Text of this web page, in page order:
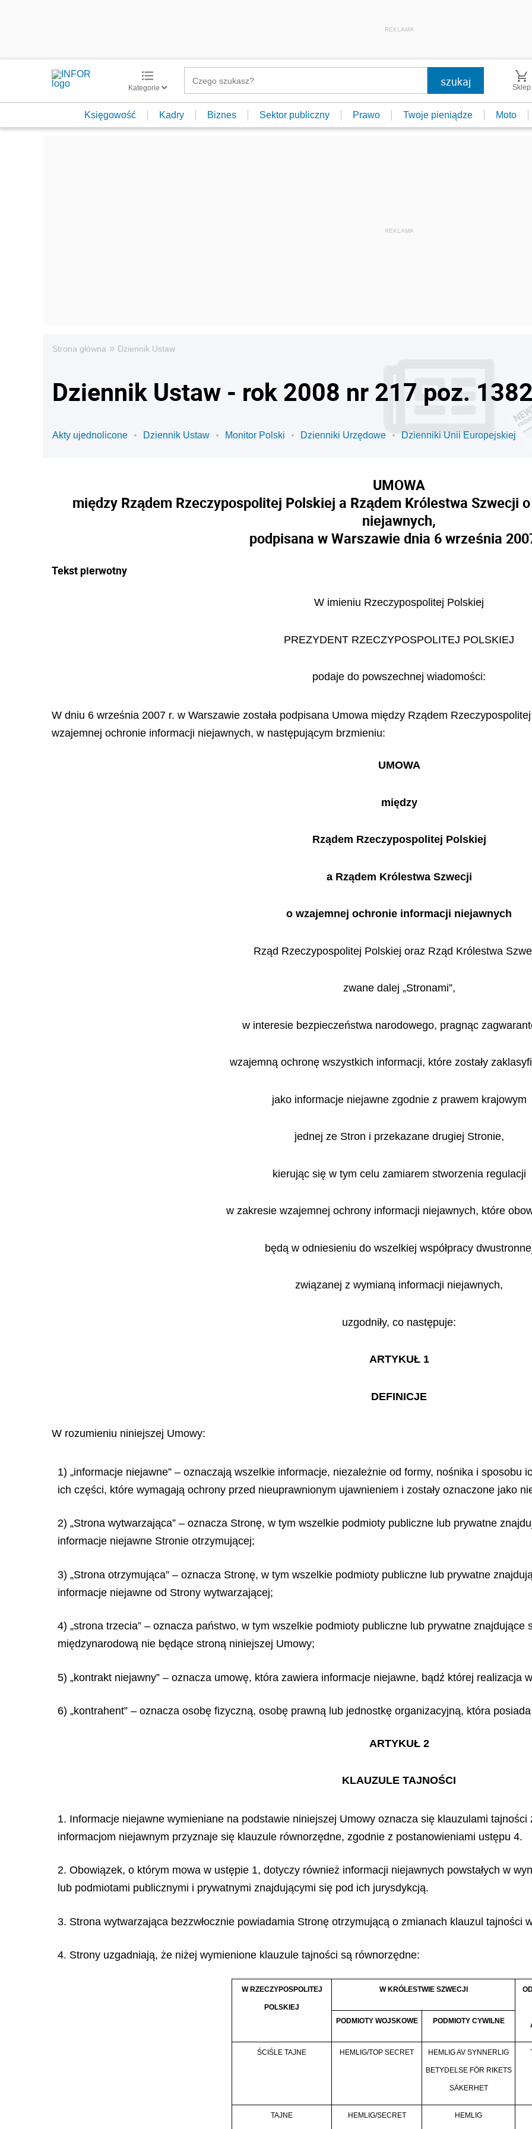
REKLAMA
Kategorie Sklep
Księgowość Kadry Biznes Sektor publiczny Prawo Twoje pieniądze Moto
Strona główna » Dziennik Ustaw
Dziennik Ustaw - rok 2008 nr 217 poz. 1382
Akty ujednolicone Dziennik Ustaw Monitor Polski Dzienniki Urzędowe Dzienniki Unii Europejskiej
UMOWA
między Rządem Rzeczypospolitej Polskiej a Rządem Królestwa Szwecji
niejawnych,
podpisana w Warszawie dnia 6 września
Tekst pierwotny
W imieniu Rzeczypospolitej Polskiej
PREZYDENT RZECZYPOSPOLITEJ POLSKIEJ
podaje do powszechnej wiadomości:
W dniu 6 września 2007 r. w Warszawie została podpisana Umowa między Rządem
wzajemnej ochronie informacji niejawnych, w następującym brzmieniu:
UMOWA
między
Rządem Rzeczypospolitej Polskiej
a Rządem Królestwa Szwecji
o wzajemnej ochronie informacji niejawnych
Rząd Rzeczypospolitej Polskiej oraz Rząd Królestwa
zwane dalej „Stronami”,
w interesie bezpieczeństwa narodowego, pragnąc
wzajemną ochronę wszystkich informacji, które zostały
jako informacje niejawne zgodnie z prawem krajowym
jednej ze Stron i przekazane drugiej Stronie,
kierując się w tym celu zamiarem stworzenia regulacji
w zakresie wzajemnej ochrony informacji niejawnych, które
będą w odniesieniu do wszelkiej współpracy
związanej z wymianą informacji niejawnych,
uzgodniły, co następuje:
ARTYKUŁ 1
DEFINICJE
W rozumieniu niniejszej Umowy:
1) „informacje niejawne” – oznaczają wszelkie informacje, niezależnie od formy, nośnika i sposobu
ich części, które wymagają ochrony przed nieuprawnionym ujawnieniem i zostały oznaczone jako
2) „Strona wytwarzająca” – oznacza Stronę, w tym wszelkie podmioty publiczne lub prywatne
informacje niejawne Stronie otrzymującej;
3) „Strona otrzymująca” – oznacza Stronę, w tym wszelkie podmioty publiczne lub prywatne
informacje niejawne od Strony wytwarzającej;
4) „strona trzecia” – oznacza państwo, w tym wszelkie podmioty publiczne lub prywatne
międzynarodową nie będące stroną niniejszej Umowy;
5) „kontrakt niejawny” – oznacza umowę, która zawiera informacje niejawne, bądź której realizacja
6) „kontrahent” – oznacza osobę fizyczną, osobę prawną lub jednostkę organizacyjną, która
ARTYKUŁ 2
KLAUZULE TAJNOŚCI
1. Informacje niejawne wymieniane na podstawie niniejszej Umowy oznacza się klauzulami
informacjom niejawnym przyznaje się klauzule równorzędne, zgodnie z postanowieniami ustępu 4.
2. Obowiązek, o którym mowa w ustępie 1, dotyczy również informacji niejawnych powstałych w
lub podmiotami publicznymi i prywatnymi znajdującymi się pod ich jurysdykcją.
3. Strona wytwarzająca bezzwłocznie powiadamia Stronę otrzymującą o zmianach klauzul tajności
4. Strony uzgadniają, że niżej wymienione klauzule tajności są równorzędne:
W RZECZYPOSPOLITEJ
POLSKIEJ
W KRÓLESTWIE SZWECJI
PODMIOTY WOJSKOWE PODMIOTY CYWILNE
ŚCIŚLE TAJNE HEMLIG/TOP SECRET HEMLIG AV SYNNERLIG
BETYDELSE FÖR RIKETS
SÄKERHET
TAJNE HEMLIG/SECRET HEMLIG